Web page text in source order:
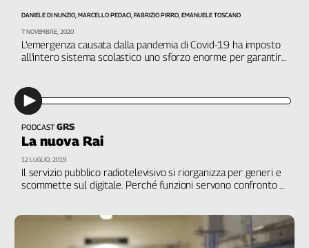
Girasoli
Sassolino
Economica
Tech
Easy
Inserti
Idea
InFlai
L’emergenza causata dalla pandemia di Covid-19 ha imposto
all’intero sistema scolastico uno sforzo enorme per garantire
esistenti. Lo rivela un’indagine condotta a livello nazionale da
Flc Cgil e Fondazione Di Vittorio
DANIELE DI NUNZIO, MARCELLO PEDACI, FABRIZIO PIRRO, EMANUELE TOSCANO
7 NOVEMBRE, 2020
PODCAST GRS
La nuova Rai
Il servizio pubblico radiotelevisivo si riorganizza per generi e
scommette sul digitale. Perché funzioni servono confronto e
12 LUGLIO, 2019